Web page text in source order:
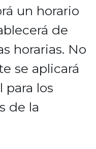
un horario
de
horarias. No
se aplicará
para los
de la